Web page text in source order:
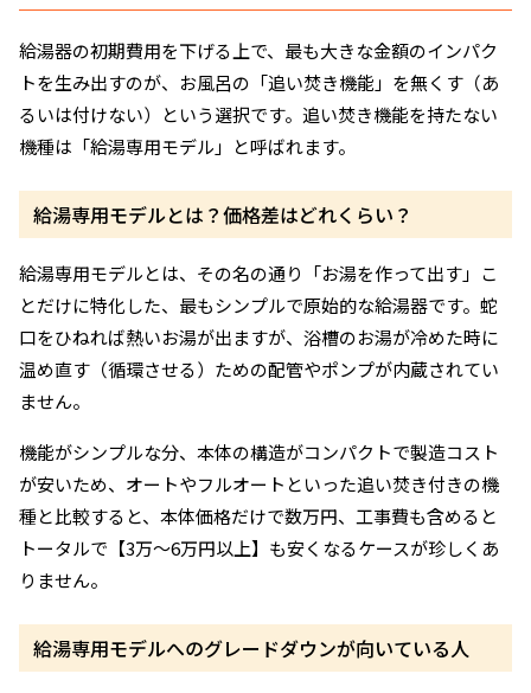
給湯器の初期費用を下げる上で、最も大きな金額のインパク
トを生み出すのが、お風呂の「追い焚き機能」を無くす（あ
るいは付けない）という選択です。追い焚き機能を持たない
機種は「給湯専用モデル」と呼ばれます。
給湯専用モデルとは？価格差はどれくらい？
給湯専用モデルとは、その名の通り「お湯を作って出す」こ
とだけに特化した、最もシンプルで原始的な給湯器です。蛇
口をひねれば熱いお湯が出ますが、浴槽のお湯が冷めた時に
温め直す（循環させる）ための配管やポンプが内蔵されてい
ません。
機能がシンプルな分、本体の構造がコンパクトで製造コスト
が安いため、オートやフルオートといった追い焚き付きの機
種と比較すると、本体価格だけで数万円、工事費も含めると
トータルで【3万〜6万円以上】も安くなるケースが珍しくあ
りません。
給湯専用モデルへのグレードダウンが向いている人